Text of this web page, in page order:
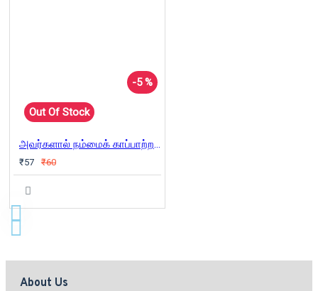
-5 %
Out Of Stock
அவர்களால் நம்மைக் காப்பாற்ற முடியும்
₹57 ₹60
About Us